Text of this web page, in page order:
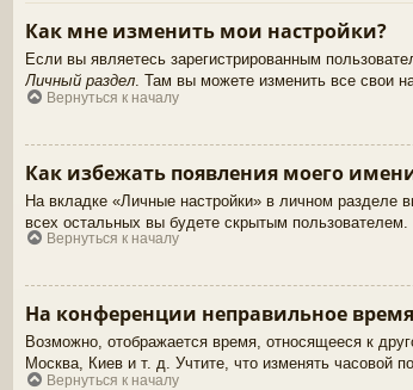
Как мне изменить мои настройки?
Если вы являетесь зарегистрированным
Личный раздел. Там вы можете изменить все свои
Вернуться к началу
Как избежать появления моего
На вкладке «Личные настройки» в личном разделе
всех остальных вы будете скрытым пользователем.
Вернуться к началу
На конференции неправильное
Возможно, отображается время, относящееся к
Москва, Киев и т. д. Учтите, что изменять часовой
Вернуться к началу